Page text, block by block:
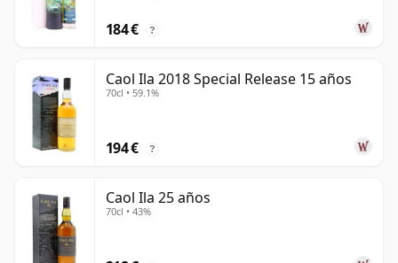
184 € ?
Caol Ila 2018 Special Release 15 años
70cl • 59.1%
194 € ?
Caol Ila 25 años
70cl • 43%